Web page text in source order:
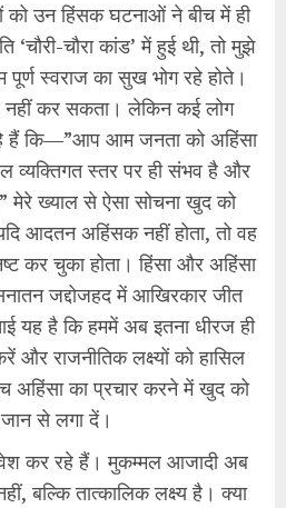
को उन हिंसक घटनाओं ने बीच में ही
‘चौरी-चौरा कांड’ में हुई थी, तो मुझे
स्वराज का सुख भोग रहे होते।
नहीं कर सकता। लेकिन कई लोग
हैं कि—”आप आम जनता को अहिंसा
व्यक्तिगत स्तर पर ही संभव है और
मेरे ख्याल से ऐसा सोचना खुद को
आदतन अहिंसक नहीं होता, तो वह
कर चुका होता। हिंसा और अहिंसा
जद्दोजहद में आखिरकार जीत
यह है कि हममें अब इतना धीरज ही
और राजनीतिक लक्ष्यों को हासिल
अहिंसा का प्रचार करने में खुद को
जान से लगा दें।
कर रहे हैं। मुकम्मल आजादी अब
बल्कि तात्कालिक लक्ष्य है। क्या